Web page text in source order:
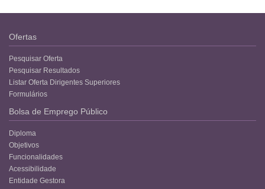
Ofertas
Pesquisar Oferta
Pesquisar Resultados
Listar Oferta Dirigentes Superiores
Formulários
Bolsa de Emprego Público
Diploma
Objetivos
Funcionalidades
Acessibilidade
Entidade Gestora